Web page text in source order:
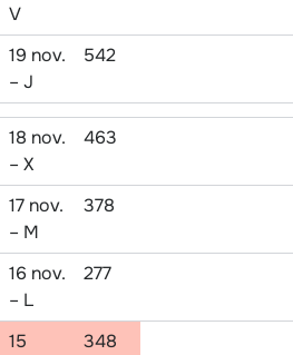
V
19 nov.
– J
542
18 nov.
– X
463
17 nov.
– M
378
16 nov.
– L
277
15 348